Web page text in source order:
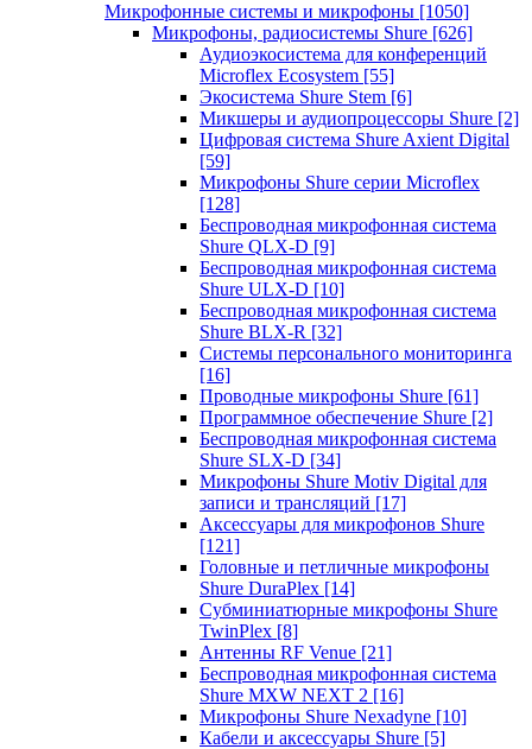
Микрофонные системы и микрофоны [1050]
Микрофоны, радиосистемы Shure [626]
Аудиоэкосистема для конференций
Microflex Ecosystem [55]
Экосистема Shure Stem [6]
Микшеры и аудиопроцессоры Shure [2]
Цифровая система Shure Axient Digital
[59]
Микрофоны Shure серии Microflex
[128]
Беспроводная микрофонная система
Shure QLX-D [9]
Беспроводная микрофонная система
Shure ULX-D [10]
Беспроводная микрофонная система
Shure BLX-R [32]
Системы персонального мониторинга
[16]
Проводные микрофоны Shure [61]
Программное обеспечение Shure [2]
Беспроводная микрофонная система
Shure SLX-D [34]
Микрофоны Shure Motiv Digital для
записи и трансляций [17]
Аксессуары для микрофонов Shure
[121]
Головные и петличные микрофоны
Shure DuraPlex [14]
Субминиатюрные микрофоны Shure
TwinPlex [8]
Антенны RF Venue [21]
Беспроводная микрофонная система
Shure MXW NEXT 2 [16]
Микрофоны Shure Nexadyne [10]
Кабели и аксессуары Shure [5]